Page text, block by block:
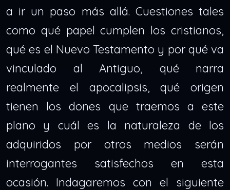
a ir un paso más allá. Cuestiones tales
como qué papel cumplen los cristianos,
qué es el Nuevo Testamento y por qué va
vinculado al Antiguo, qué narra
realmente el apocalipsis, qué origen
tienen los dones que traemos a este
plano y cuál es la naturaleza de los
adquiridos por otros medios serán
interrogantes satisfechos en esta
ocasión. Indagaremos con el siguiente